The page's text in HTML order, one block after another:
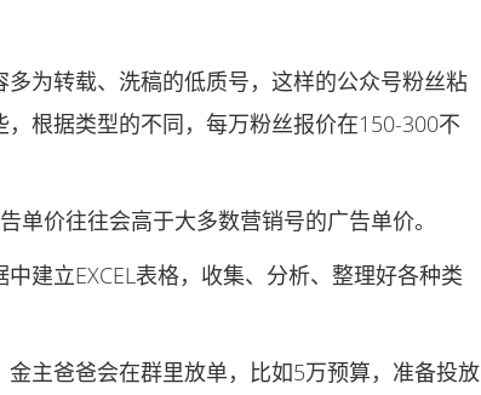
为转载、洗稿的低质号，这样的公众号粉丝粘
根据类型的不同，每万粉丝报价在150-300不
价往往会高于大多数营销号的广告单价。
立EXCEL表格，收集、分析、整理好各种类
主爸爸会在群里放单，比如5万预算，准备投放